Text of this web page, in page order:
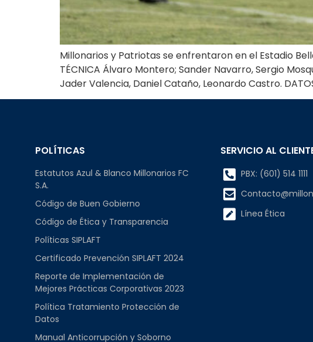
Millonarios y Patriotas se enfrentaron en el Estadio
TÉCNICA Álvaro Montero; Sander Navarro, Sergio
Jader Valencia, Daniel Cataño, Leonardo Castro. DATOS
POLÍTICAS
Estatutos Azul & Blanco Millonarios FC
S.A.
Código de Buen Gobierno
Código de Ética y Transparencia
Políticas SIPLAFT
Certificado Prevención SIPLAFT 2024
Reporte de Implementación de
Mejores Prácticas Corporativas 2023
Política Tratamiento Protección de
Datos
Manual Anticorrupción y Soborno
SERVICIO AL
PBX: (601) 514 1111
Línea Ética